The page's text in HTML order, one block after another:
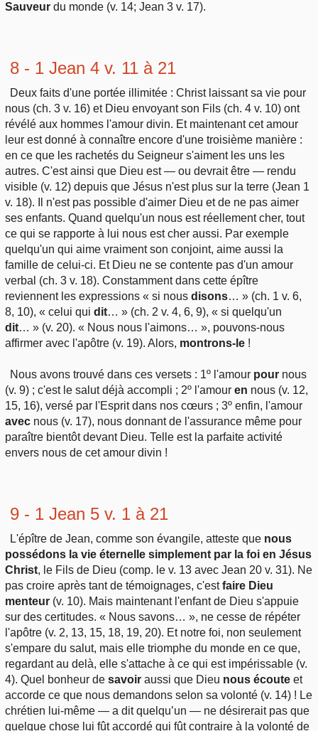
Sauveur du monde (v. 14; Jean 3 v. 17).
8 - 1 Jean 4 v. 11 à 21
Deux faits d'une portée illimitée : Christ laissant sa vie pour
nous (ch. 3 v. 16) et Dieu envoyant son Fils (ch. 4 v. 10) ont
révélé aux hommes l'amour divin. Et maintenant cet amour
leur est donné à connaître encore d'une troisième manière :
en ce que les rachetés du Seigneur s'aiment les uns les
autres. C'est ainsi que Dieu est — ou devrait être — rendu
visible (v. 12) depuis que Jésus n'est plus sur la terre (Jean 1
v. 18). Il n'est pas possible d'aimer Dieu et de ne pas aimer
ses enfants. Quand quelqu'un nous est réellement cher, tout
ce qui se rapporte à lui nous est cher aussi. Par exemple
quelqu'un qui aime vraiment son conjoint, aime aussi la
famille de celui-ci. Et Dieu ne se contente pas d'un amour
verbal (ch. 3 v. 18). Constamment dans cette épître
reviennent les expressions « si nous disons… » (ch. 1 v. 6,
8, 10), « celui qui dit… » (ch. 2 v. 4, 6, 9), « si quelqu'un
dit… » (v. 20). « Nous nous l'aimons… », pouvons-nous
affirmer avec l'apôtre (v. 19). Alors, montrons-le !
Nous avons trouvé dans ces versets : 1º l'amour pour nous
(v. 9) ; c'est le salut déjà accompli ; 2º l'amour en nous (v. 12,
15, 16), versé par l'Esprit dans nos cœurs ; 3º enfin, l'amour
avec nous (v. 17), nous donnant de l'assurance même pour
paraître bientôt devant Dieu. Telle est la parfaite activité
envers nous de cet amour divin !
9 - 1 Jean 5 v. 1 à 21
L'épître de Jean, comme son évangile, atteste que nous
possédons la vie éternelle simplement par la foi en Jésus
Christ, le Fils de Dieu (comp. le v. 13 avec Jean 20 v. 31). Ne
pas croire après tant de témoignages, c'estfaire Dieu
menteur (v. 10). Mais maintenant l'enfant de Dieu s'appuie
sur des certitudes. « Nous savons… », ne cesse de répéter
l'apôtre (v. 2, 13, 15, 18, 19, 20). Et notre foi, non seulement
s'empare du salut, mais elle triomphe du monde en ce que,
regardant au delà, elle s'attache à ce qui est impérissable (v.
4). Quel bonheur de savoir aussi que Dieu nous écoute et
accorde ce que nous demandons selon sa volonté (v. 14) ! Le
chrétien lui-même — a dit quelqu’un — ne désirerait pas que
quelque chose lui fût accordé qui fût contraire à la volonté de